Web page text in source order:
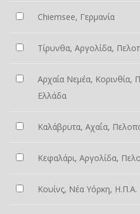
Chiemsee, Γερμανία
Τίρυνθα, Αργολίδα,
Αρχαία Νεμέα, Κορινθία,
Ελλάδα
Καλάβρυτα, Αχαΐα,
Κεφαλάρι, Αργολίδα,
Κουίνς, Νέα Υόρκη, Η.Π.Α.